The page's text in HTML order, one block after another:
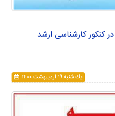
کنکور کارشناسی ارشد
يك شنبه ۱۹ ارديبهشت ۱۴۰۰